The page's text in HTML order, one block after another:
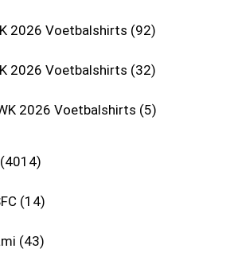
2026 Voetbalshirts 92
2026 Voetbalshirts 32
2026 Voetbalshirts 5
4014
14
43